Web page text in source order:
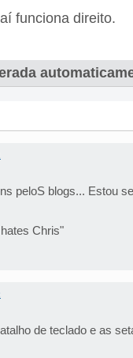
funciona direito.
peloS blogs... Estou
Chris"
de teclado e as